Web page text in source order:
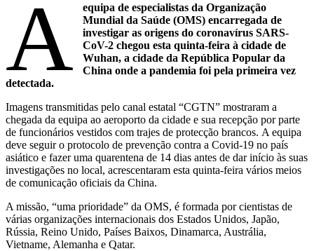
A
equipa de especialistas da Organização
Mundial da Saúde (OMS) encarregada de
investigar as origens do coronavírus SARS-
CoV-2 chegou esta quinta-feira à cidade de
Wuhan, a cidade da República Popular da
China onde a pandemia foi pela primeira vez
detectada.
Imagens transmitidas pelo canal estatal “CGTN” mostraram a
chegada da equipa ao aeroporto da cidade e sua recepção por parte
de funcionários vestidos com trajes de protecção brancos. A equipa
deve seguir o protocolo de prevenção contra a Covid-19 no país
asiático e fazer uma quarentena de 14 dias antes de dar início às suas
investigações no local, acrescentaram esta quinta-feira vários meios
de comunicação oficiais da China.
A missão, “uma prioridade” da OMS, é formada por cientistas de
várias organizações internacionais dos Estados Unidos, Japão,
Rússia, Reino Unido, Países Baixos, Dinamarca, Austrália,
Vietname, Alemanha e Qatar.